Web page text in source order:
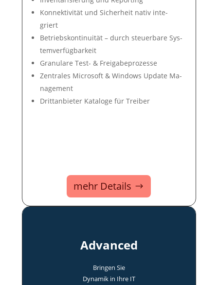
Konnek­tivi­tät und Si­cher­heit na­tiv in­te­
griert
Betriebs­konti­nui­tät – durch steuer­bare Sys­
tem­ver­füg­bar­keit
Gra­nu­lare Test- & Frei­ga­be­pro­zes­se
Zentrales Microsoft & Win­dows Up­date Ma­
nage­ment
Dritt­an­bie­ter Ka­ta­loge für Trei­ber
mehr Details
Advanced
Bringen Sie
Dyna­mik in Ihre IT